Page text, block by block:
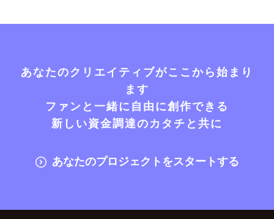
あなたのクリエイティブがここから始まり
ます
ファンと一緒に自由に創作できる
新しい資金調達のカタチと共に
あなたのプロジェクトをスタートする